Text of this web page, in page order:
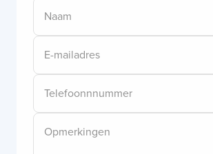
Naam
E-mailadres
Telefoonnnummer
Opmerkingen